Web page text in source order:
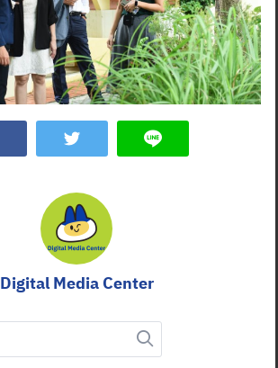
Digital Media Center